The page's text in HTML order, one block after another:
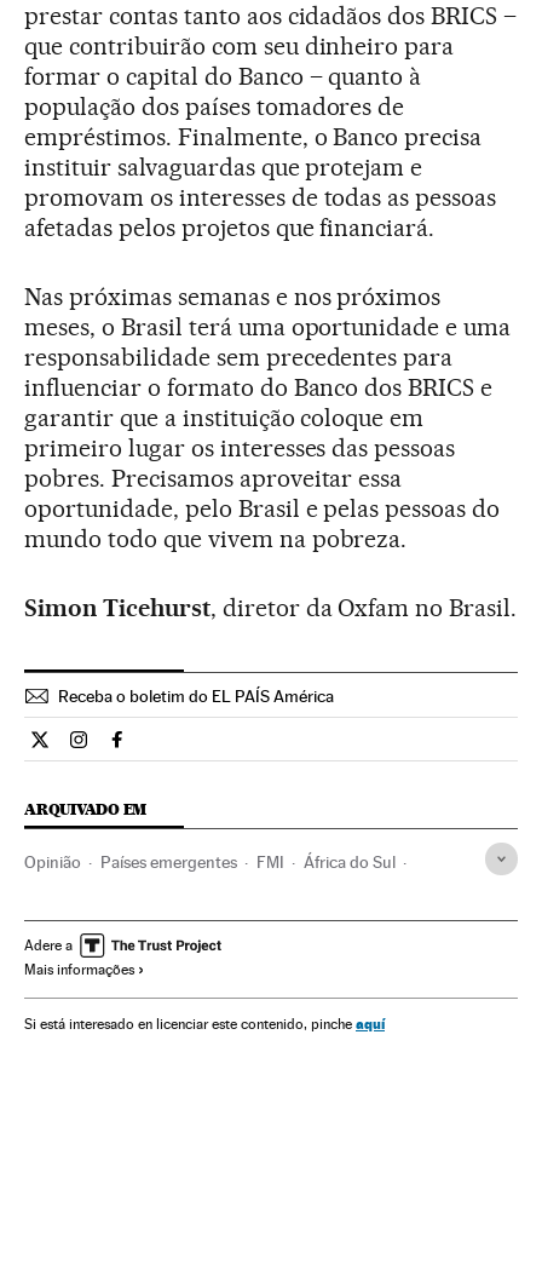
prestar contas tanto aos cidadãos dos BRICS –
que contribuirão com seu dinheiro para
formar o capital do Banco – quanto à
população dos países tomadores de
empréstimos. Finalmente, o Banco precisa
instituir salvaguardas que protejam e
promovam os interesses de todas as pessoas
afetadas pelos projetos que financiará.
Nas próximas semanas e nos próximos
meses, o Brasil terá uma oportunidade e uma
responsabilidade sem precedentes para
influenciar o formato do Banco dos BRICS e
garantir que a instituição coloque em
primeiro lugar os interesses das pessoas
pobres. Precisamos aproveitar essa
oportunidade, pelo Brasil e pelas pessoas do
mundo todo que vivem na pobreza.
Simon Ticehurst, diretor da Oxfam no Brasil.
Receba o boletim do EL PAÍS América
Opiniao El País Brasil en Twitter
Opiniao El País Brasil en Instagram
Opiniao El País Brasil en Facebook
ARQUIVADO EM
Opinião Países emergentes FMI África do Sul
Índia Brasil África América do Sul
América
Banca Relações exteriores Finanças BRICS
Adere a
Mais informações
Si está interesado en licenciar este contenido, pinche aquí